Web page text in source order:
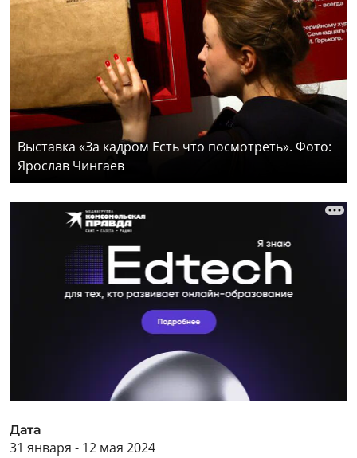
Выставка «За кадром Есть что посмотреть». Фото:
Ярослав Чингаев
Дата
31 января - 12 мая 2024